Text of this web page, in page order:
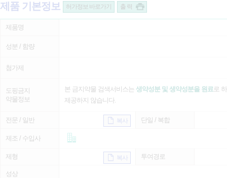
제품 기본정보 허가정보 바로가기 출 력
제품명
성분 / 함량
첨가제
도핑금지
약물정보
본 금지약물 검색서비스는 생약성분 및 생약성분을 원료로
제공하지 않습니다.
전문 / 일반 복사 단일 / 복합
제조 / 수입사
제형 복사 투여경로
성상